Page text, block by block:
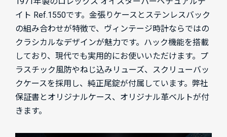
イト Ref.1550です。金張りケースとステンレスバック
の組み合わせが特徴で、ヴィンテージ時計ならではの
クラシカルなデザインが魅力です。ハック機能を搭載
しており、現代でも実用的にお使いいただけます。プ
ラスチック風防やねじ込みリューズ、スクリューバッ
クケースを採用し、純正尾錠が付属しています。弊社
保証書とオリジナルケース、オリジナル革ベルトが付
きます。